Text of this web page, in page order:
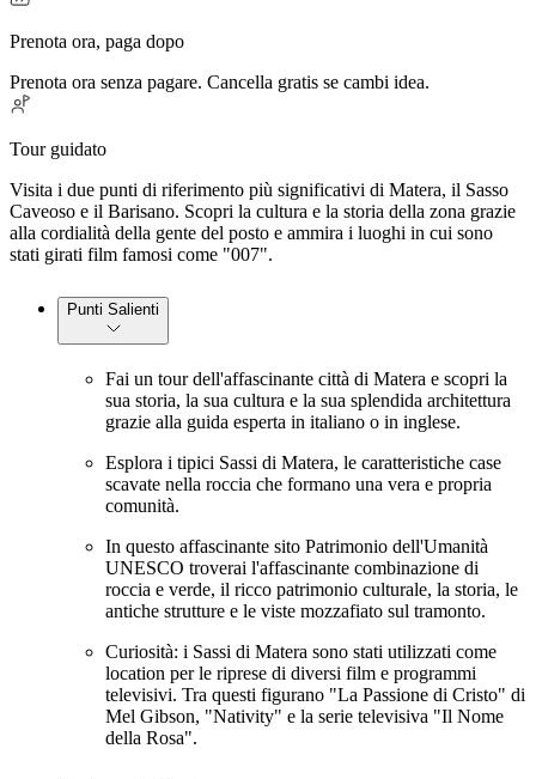
Prenota ora, paga dopo
Prenota ora senza pagare. Cancella gratis se cambi idea.
Tour guidato
Visita i due punti di riferimento più significativi di Matera, il Sasso
Caveoso e il Barisano. Scopri la cultura e la storia della zona grazie
alla cordialità della gente del posto e ammira i luoghi in cui sono
stati girati film famosi come "007".
Punti Salienti
Fai un tour dell'affascinante città di Matera e scopri la
sua storia, la sua cultura e la sua splendida architettura
grazie alla guida esperta in italiano o in inglese.
Esplora i tipici Sassi di Matera, le caratteristiche case
scavate nella roccia che formano una vera e propria
comunità.
In questo affascinante sito Patrimonio dell'Umanità
UNESCO troverai l'affascinante combinazione di
roccia e verde, il ricco patrimonio culturale, la storia, le
antiche strutture e le viste mozzafiato sul tramonto.
Curiosità: i Sassi di Matera sono stati utilizzati come
location per le riprese di diversi film e programmi
televisivi. Tra questi figurano "La Passione di Cristo" di
Mel Gibson, "Nativity" e la serie televisiva "Il Nome
della Rosa".